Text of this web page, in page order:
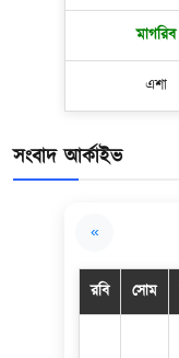
মাগরিব
এশা
সংবাদ আর্কাইভ
«
রবি সোম